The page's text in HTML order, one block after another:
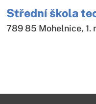
Střední škola
789 85 Mohelnice, 1.